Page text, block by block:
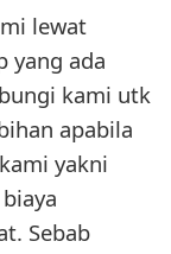
lewat
yang ada
kami utk
apabila
yakni
Sebab